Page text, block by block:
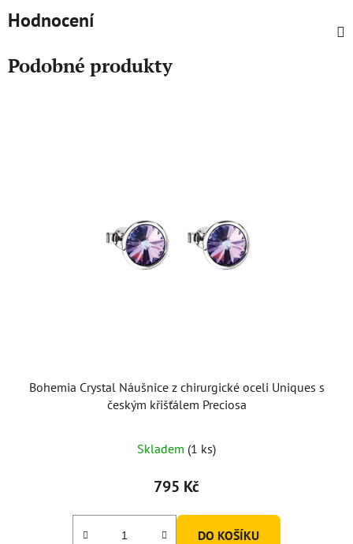
Hodnocení
Podobné produkty
Bohemia Crystal Náušnice z chirurgické oceli Uniques s
českým křišťálem Preciosa
Skladem (1 ks)
795 Kč
DO KOŠÍKU